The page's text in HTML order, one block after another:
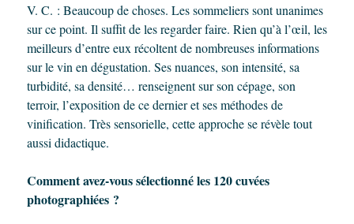
V. C. : Beaucoup de choses. Les sommeliers sont unanimes
sur ce point. Il suffit de les regarder faire. Rien qu’à l’œil, les
meilleurs d’entre eux récoltent de nombreuses informations
sur le vin en dégustation. Ses nuances, son intensité, sa
turbidité, sa densité… renseignent sur son cépage, son
terroir, l’exposition de ce dernier et ses méthodes de
vinification. Très sensorielle, cette approche se révèle tout
aussi didactique.
Comment avez-vous sélectionné les 120 cuvées
photographiées ?